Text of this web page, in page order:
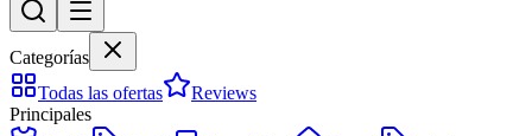
Categorías
Todas las ofertas
Reviews
Principales